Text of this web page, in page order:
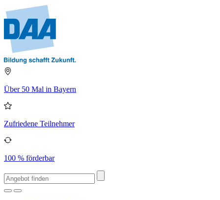
Über 50 Mal in Bayern
Zufriedene Teilnehmer
100 % förderbar